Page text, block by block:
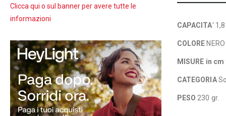
CAPACITA‘ 1,8 L
COLORE NERO
MISURE in cm
CATEGORIA
PESO 230 gr.
Clicca qui o sul banner per avere tutte le
informazioni